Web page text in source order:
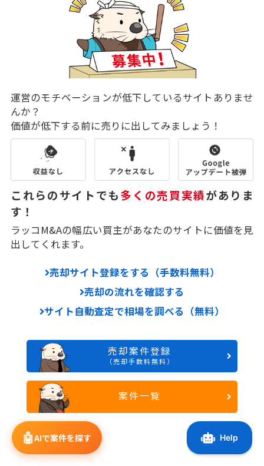
運営のモチベーションが低下しているサイトありませ
んか？
価値が低下する前に売りに出してみましょう！
これらのサイトでも多くの売買実績がありま
す！
ラッコM&Aの幅広い買主があなたのサイトに価値を見
出してくれます。
売却サイト登録をする（手数料無料）
売却の流れを確認する
サイト自動査定で相場を調べる（無料）
売却案件登録
（売却手数料無料）
案件一覧
🤖AIで案件を探す